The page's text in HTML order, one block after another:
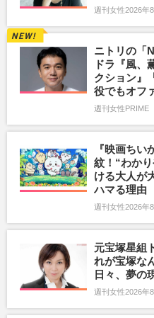
週刊女性2026年
ニトリの「
ドラ『風、
クション』
役でもオフ
週刊女性PRIME
『映画ち
紋！“わか
ける大人が
ハマる理由
週刊女性2026年
元宝塚星組
れが宝塚な
日々、夢の
週刊女性2026年